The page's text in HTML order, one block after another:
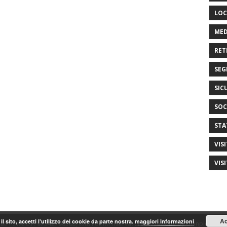
P.IVA/C.F. 97542790585, tutti i diritti riservati. realizzazione by Gianpiero
sito, accetti l'utilizzo dei cookie da parte nostra. maggiori informazioni